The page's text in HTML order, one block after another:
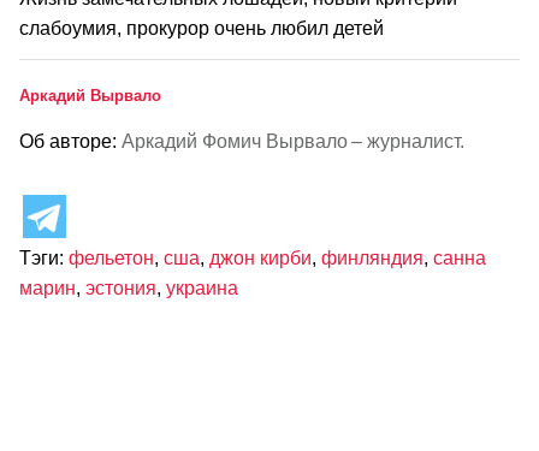
слабоумия, прокурор очень любил детей
Аркадий Вырвало
Об авторе: Аркадий Фомич Вырвало – журналист.
Тэги: фельетон, сша, джон кирби, финляндия, санна
марин, эстония, украина